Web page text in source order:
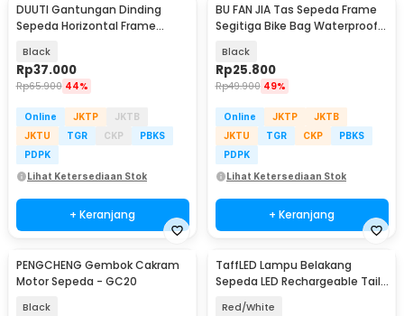
DUUTI Gantungan Dinding
Sepeda Horizontal Frame
Black
Rp37.000
Rp65.900 44%
Online JKTP
JKTB
JKTU
TGR CKP
PBKS
PDPK
Lihat Ketersediaan Stok
+ Keranjang
BU FAN JIA Tas Sepeda Frame
Segitiga Bike Bag Waterproof
Black
Rp25.800
Rp49.900 49%
Online JKTP
JKTB
JKTU
TGR CKP
PBKS
PDPK
Lihat Ketersediaan Stok
+ Keranjang
PENGCHENG Gembok Cakram
Motor Sepeda - GC20
Black
TaffLED Lampu Belakang
Sepeda LED Rechargeable Tail
Red/White